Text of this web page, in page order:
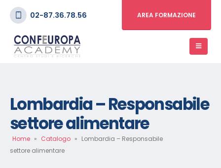
02-87.36.78.56 AREA FORMAZIONE
Lombardia – Responsabile
settore alimentare
Home » Catalogo » Lombardia – Responsabile
settore alimentare